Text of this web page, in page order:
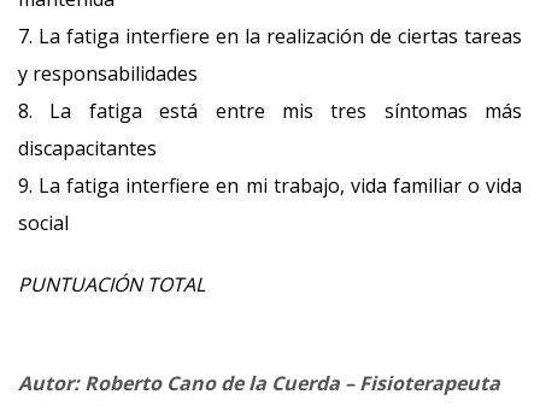
7. La fatiga interfiere en la realización de ciertas tareas
y responsabilidades
8. La fatiga está entre mis tres síntomas más
discapacitantes
9. La fatiga interfiere en mi trabajo, vida familiar o vida
social
PUNTUACIÓN TOTAL
Autor: Roberto Cano de la Cuerda – Fisioterapeuta